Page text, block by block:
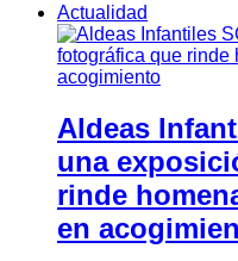
Actualidad
Aldeas
una
rinde
en